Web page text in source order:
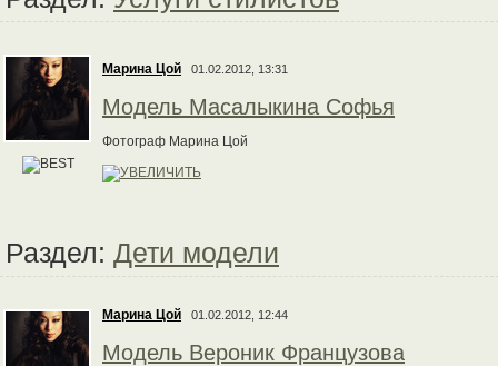
Марина Цой 01.02.2012, 13:31
Модель Масалыкина Софья
Фотограф Марина Цой
Раздел: Дети модели
Марина Цой 01.02.2012, 12:44
Модель Вероник Французова